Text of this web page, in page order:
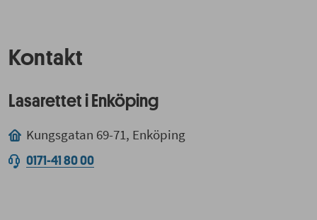
Kontakt
Lasarettet i Enköping
Kungsgatan 69-71, Enköping
0171-41 80 00